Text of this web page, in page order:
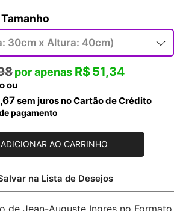
Tamanho
R$51,34
ou
sem juros no Cartão de Crédito
pagamento
ADICIONAR AO CARRINHO
na Lista de Desejos
de Jean-Auguste Ingres no Formato